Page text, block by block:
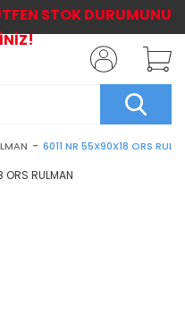
6011 NR 55X90X18 ORS
STOK DURUMUNU